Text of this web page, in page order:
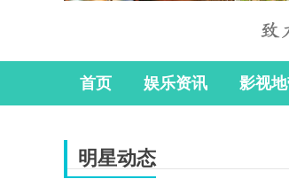
首页 娱乐资讯 影视
明星动态